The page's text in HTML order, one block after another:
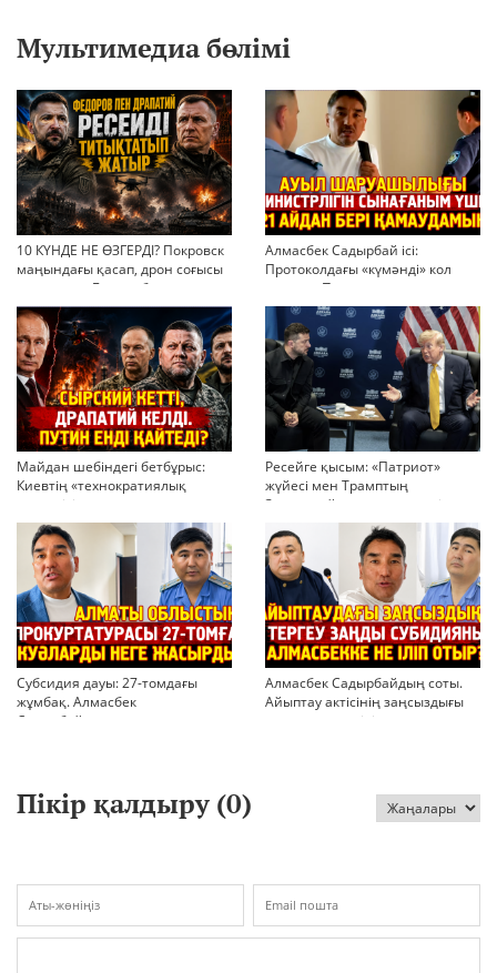
Мультимедиа бөлімі
10 КҮНДЕ НЕ ӨЗГЕРДІ? Покровск
маңындағы қасап, дрон соғысы
және жаңа Бас қолбасшының
тактикасы
Алмасбек Садырбай ісі:
Протоколдағы «күмәнді» кол
қоюлар, Павлодардағы жоқ
шығын және тоқтатылған
беттесулер
Майдан шебіндегі бетбұрыс:
Киевтің «технократиялық
төңкерісі» және соғыстың жаңа
доктринасы
Ресейге қысым: «Патриот»
жүйесі мен Трамптың
Зеленскийге мақтауы нені
аңғартады?
Субсидия дауы: 27-томдағы
жұмбақ. Алмасбек
Садырбайдың денсаулығы сыр
Алмасбек Садырбайдың соты.
Айыптау актісінің заңсыздығы
мен қолдан өсірілген
Пікір қалдыру (0)